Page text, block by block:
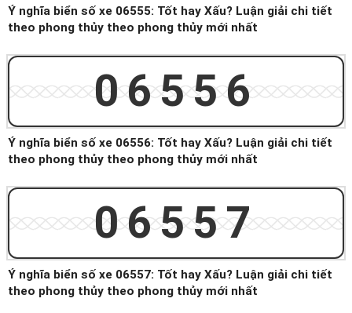
Ý nghĩa biển số xe 06555: Tốt hay Xấu? Luận giải chi tiết
theo phong thủy theo phong thủy mới nhất
06556
Ý nghĩa biển số xe 06556: Tốt hay Xấu? Luận giải chi tiết
theo phong thủy theo phong thủy mới nhất
06557
Ý nghĩa biển số xe 06557: Tốt hay Xấu? Luận giải chi tiết
theo phong thủy theo phong thủy mới nhất